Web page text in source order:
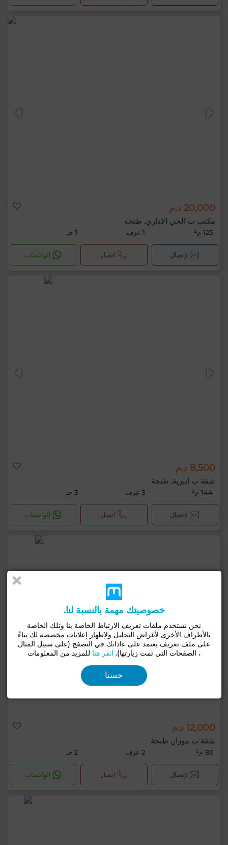
20,000 د.م
مكتب ب الحي الإداري, طنجة
125 م² 1 غرف 1 حـ
لإتصال اتصل الواتساب
8,500 د.م
شقة ب ايبرية, طنجة
144 م² 3 غرف 3 حـ
لإتصال اتصل الواتساب
12,000 د.م
شقة ب موزار, طنجة
83 م² 2 غرف 2 حـ
لإتصال اتصل الواتساب
خصوصيتك مهمة بالنسبة لنا.
نحن نستخدم ملفات تعريف الارتباط الخاصة بنا وتلك الخاصة
بالأطراف الأخرى لأغراض التحليل ولإظهار إعلانات مخصصة لك بناءً
على ملف تعريف يعتمد على عاداتك في التصفح (على سبيل المثال
، الصفحات التي تمت زيارتها). انقر هنا للمزيد من المعلومات
حسنا